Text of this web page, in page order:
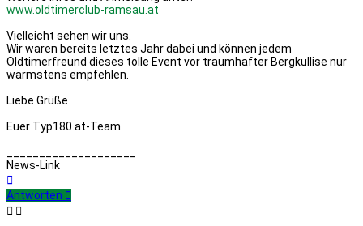
www.oldtimerclub-ramsau.at
Vielleicht sehen wir uns.
Wir waren bereits letztes Jahr dabei und können jedem
Oldtimerfreund dieses tolle Event vor traumhafter Bergkullise nur
wärmstens empfehlen.
Liebe Grüße
Euer Typ180.at-Team
News-Link
oben
Antworten